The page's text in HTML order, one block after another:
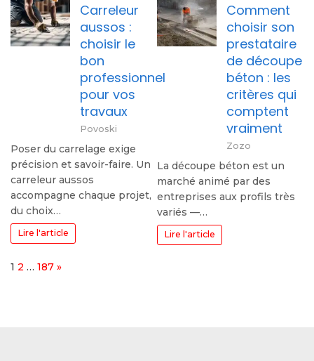
Carreleur
aussos :
choisir le
bon
professionnel
pour vos
travaux
Povoski
Poser du carrelage exige
précision et savoir-faire. Un
carreleur aussos
accompagne chaque projet,
du choix…
Lire l'article
Comment
choisir son
prestataire
de découpe
béton : les
critères qui
comptent
vraiment
Zozo
La découpe béton est un
marché animé par des
entreprises aux profils très
variés —…
Lire l'article
Page:
1 2 … 187 Next
»